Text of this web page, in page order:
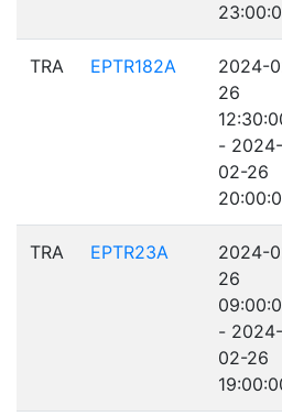
TRA EPTR182A
2024-
26
- 2024-
02-26
TRA EPTR23A
2024-
26
- 2024-
02-26